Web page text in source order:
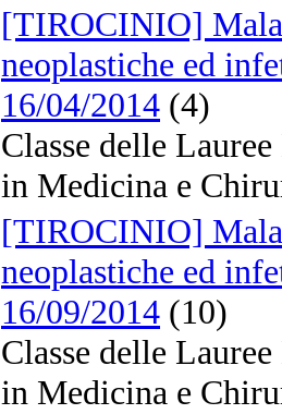
[TIROCINIO]
neoplastiche ed
16/04/2014 (4)
Classe delle
in Medicina e
[TIROCINIO]
neoplastiche ed
16/09/2014 (10)
Classe delle
in Medicina e